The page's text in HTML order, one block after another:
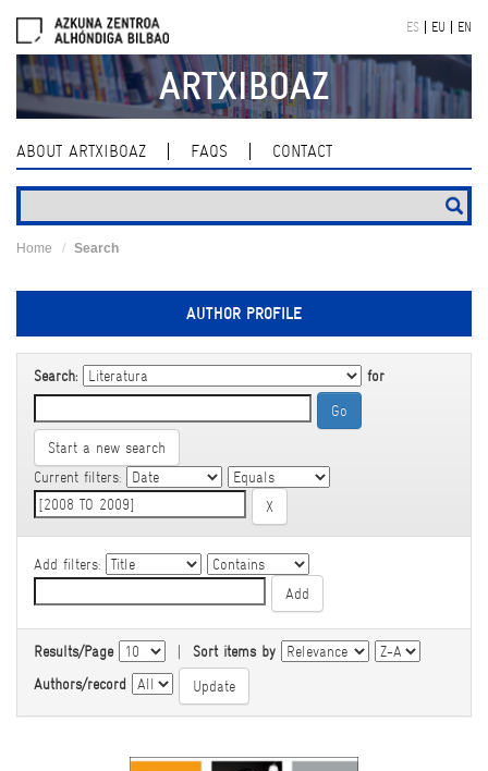
navigation
ES EU EN
ARTXIBOAZ
ABOUT ARTXIBOAZ FAQS CONTACT
Home Search
AUTHOR PROFILE
Search: for
Start a new search
Current filters:
Add filters:
Results/Page | Sort items by
Authors/record